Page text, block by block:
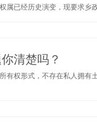
属已经历史演变，现要求
清楚吗？
有权形式，不存在私人拥